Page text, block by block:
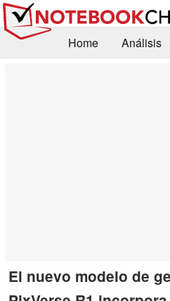
Home Análisis
El nuevo modelo de